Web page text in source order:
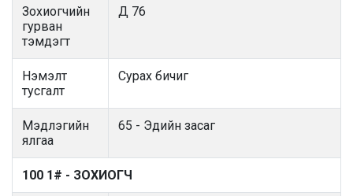
Зохиогчийн
гурван
тэмдэгт
Д 76
Нэмэлт
тусгалт
Сурах бичиг
Мэдлэгийн
ялгаа
65 - Эдийн засаг
100 1# - ЗОХИОГЧ